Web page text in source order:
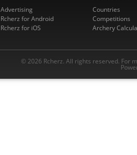
Advertising
Rcherz for Android
Rcherz for iOS
Countries
Competitions
Archery
© 2026 Rcherz. All rights reserved. For